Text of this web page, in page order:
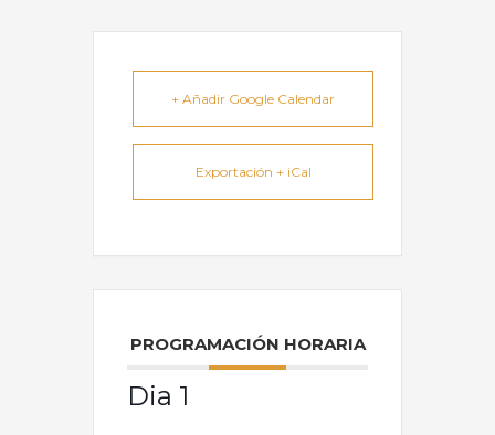
+ Añadir Google Calendar
Exportación + iCal
PROGRAMACIÓN HORARIA
Dia 1